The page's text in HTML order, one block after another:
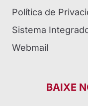
Política de
Sistema
Webmail
BAIXE